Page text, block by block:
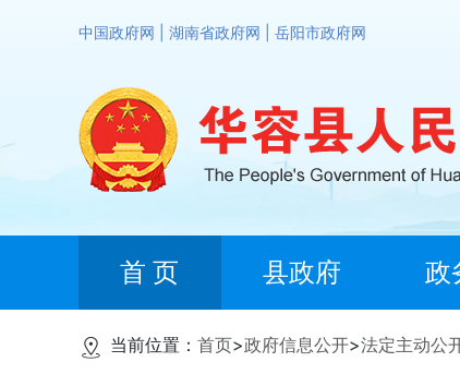
中国政府网 湖南省政府网 岳阳市政府网
首 页 县政府 政
当前位置： 首页>政府信息公开>法定主动公